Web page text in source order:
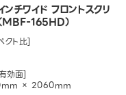
チワイド フロントスクリ
MBF-165HD）
クト比]
効面]
× 2060mm